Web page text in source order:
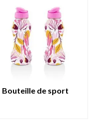
bouteille de sport